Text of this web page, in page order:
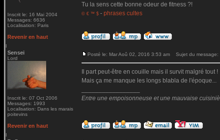
Inscrit le: 16 Mai 2004
Messages: 6636
Localisation: Paris
Tu la sens cette bonne odeur de fitness ?!
© € ™ $ - phrases cultes
Revenir en haut
Sensei
Lord
Inscrit le: 07 Oct 2006
Messages: 1993
Localisation: Dans les marais
poitevins
Posté le: Mar Aoû 02, 2016 3:53 am Sujet du message:
Il part peut-être en couille mais il survit malgré tout !
Mais ça me manque les longs blabla de l'époque...
Entre une empoisonneuse et une mauvaise
Revenir en haut